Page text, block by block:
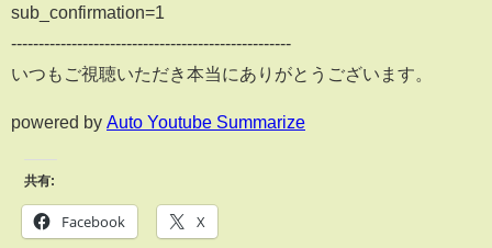
sub_confirmation=1
---------------------------------------------------
いつもご視聴いただき本当にありがとうございます。
powered by Auto Youtube Summarize
共有:
Facebook X